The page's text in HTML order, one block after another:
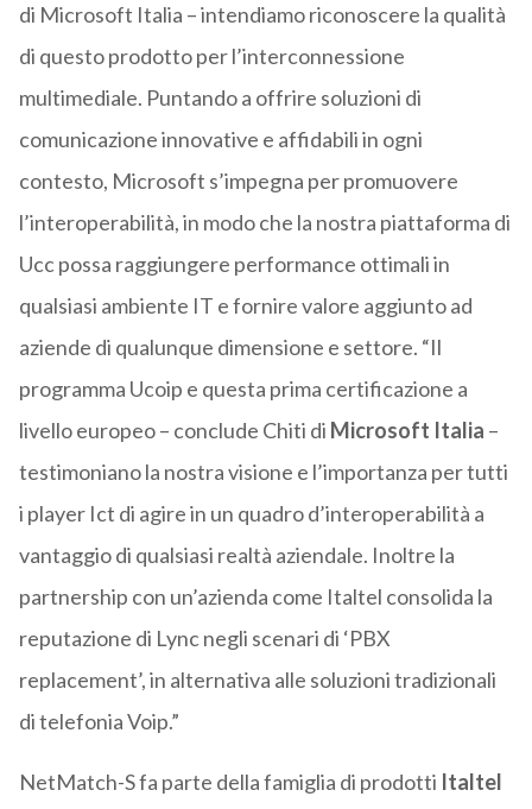
di Microsoft Italia – intendiamo riconoscere la qualità
di questo prodotto per l’interconnessione
multimediale. Puntando a offrire soluzioni di
comunicazione innovative e affidabili in ogni
contesto, Microsoft s’impegna per promuovere
l’interoperabilità, in modo che la nostra piattaforma di
Ucc possa raggiungere performance ottimali in
qualsiasi ambiente IT e fornire valore aggiunto ad
aziende di qualunque dimensione e settore. “Il
programma Ucoip e questa prima certificazione a
livello europeo – conclude Chiti di Microsoft Italia –
testimoniano la nostra visione e l’importanza per tutti
i player Ict di agire in un quadro d’interoperabilità a
vantaggio di qualsiasi realtà aziendale. Inoltre la
partnership con un’azienda come Italtel consolida la
reputazione di Lync negli scenari di ‘PBX
replacement’, in alternativa alle soluzioni tradizionali
di telefonia Voip.”
NetMatch-S fa parte della famiglia di prodotti Italtel